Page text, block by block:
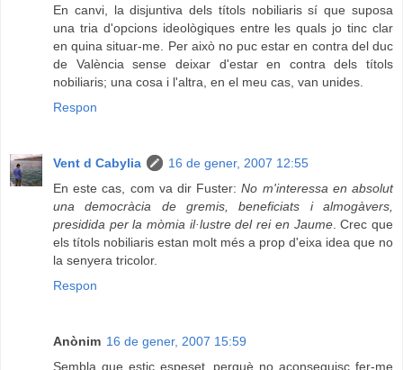
En canvi, la disjuntiva dels títols nobiliaris sí que suposa
una tria d'opcions ideològiques entre les quals jo tinc clar
en quina situar-me. Per això no puc estar en contra del duc
de València sense deixar d'estar en contra dels títols
nobiliaris; una cosa i l'altra, en el meu cas, van unides.
Respon
Vent d Cabylia
16 de gener, 2007 12:55
En este cas, com va dir Fuster:No m'interessa en absolut
una democràcia de gremis, beneficiats i almogàvers,
presidida per la mòmia il·lustre del rei en Jaume. Crec que
els títols nobiliaris estan molt més a prop d'eixa idea que no
la senyera tricolor.
Respon
Anònim 16 de gener, 2007 15:59
Sembla que estic espeset, perquè no aconseguisc fer-me